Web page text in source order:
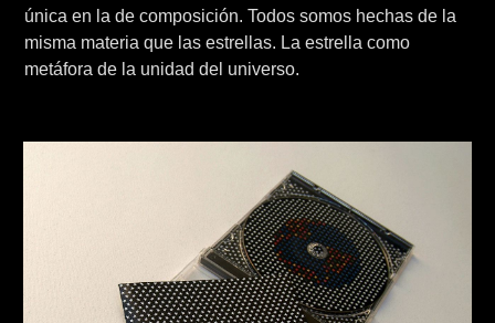
única en la de composición. Todos somos hechas de la
misma materia que las estrellas. La estrella como
metáfora de la unidad del universo.